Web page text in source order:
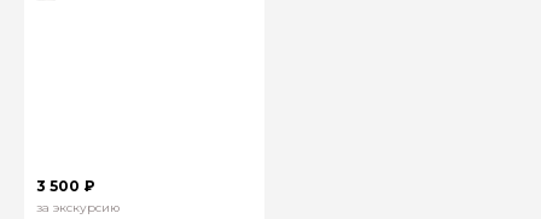
3 500 ₽
за экскурсию